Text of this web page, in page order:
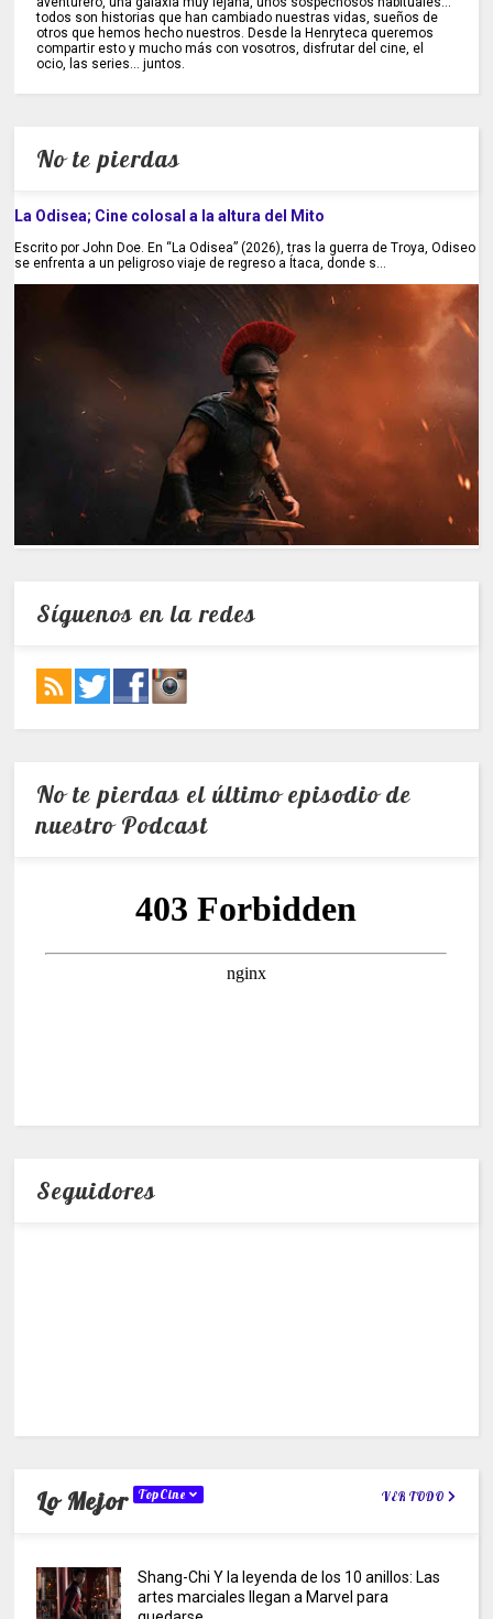
todos son historias que han cambiado nuestras vidas, sueños de
otros que hemos hecho nuestros. Desde la Henryteca queremos
compartir esto y mucho más con vosotros, disfrutar del cine, el
ocio, las series... juntos.
No te pierdas
La Odisea; Cine colosal a la altura del Mito
Escrito por John Doe. En “La Odisea” (2026), tras la guerra de Troya, Odiseo
se enfrenta a un peligroso viaje de regreso a Ítaca, donde s...
Síguenos en la redes
No te pierdas el último episodio de
nuestro Podcast
Seguidores
Lo Mejor TopCine VER TODO
Shang-Chi Y la leyenda de los 10 anillos: Las
artes marciales llegan a Marvel para